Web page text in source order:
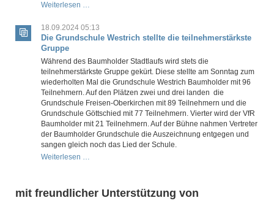
Weiterlesen …
T-
Shirt
18.09.2024 05:13
Die Grundschule Westrich stellte die teilnehmerstärkste
Gruppe
Während des Baumholder Stadtlaufs wird stets die
teilnehmerstärkste Gruppe gekürt. Diese stellte am Sonntag zum
wiederholten Mal die Grundschule Westrich Baumholder mit 96
Teilnehmern. Auf den Plätzen zwei und drei landen die
Grundschule Freisen-Oberkirchen mit 89 Teilnehmern und die
Grundschule Göttschied mit 77 Teilnehmern. Vierter wird der VfR
Baumholder mit 21 Teilnehmern. Auf der Bühne nahmen Vertreter
der Baumholder Grundschule die Auszeichnung entgegen und
sangen gleich noch das Lied der Schule.
Weiterlesen …
die
mit freundlicher Unterstützung von